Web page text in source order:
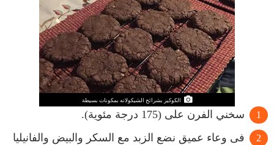
الكوكيز بشرائح الشيكولاته بمكونات بسيطة
سخني الفرن على (175 درجة مئوية).
فى وعاء عميق نضع الزبد مع السكر والبيض والفانيليا